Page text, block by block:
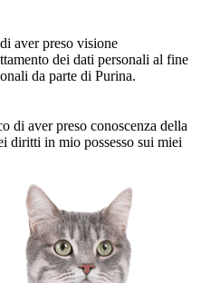
aver preso visione
dei dati personali al fine
da parte di Purina.
di aver preso conoscenza della
diritti in mio possesso sui miei